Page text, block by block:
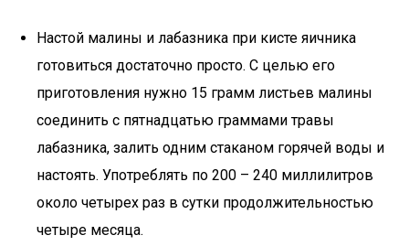
Настой малины и лабазника при кисте яичника
готовиться достаточно просто. С целью его
приготовления нужно 15 грамм листьев малины
соединить с пятнадцатью граммами травы
лабазника, залить одним стаканом горячей воды и
настоять. Употреблять по 200 – 240 миллилитров
около четырех раз в сутки продолжительностью
четыре месяца.